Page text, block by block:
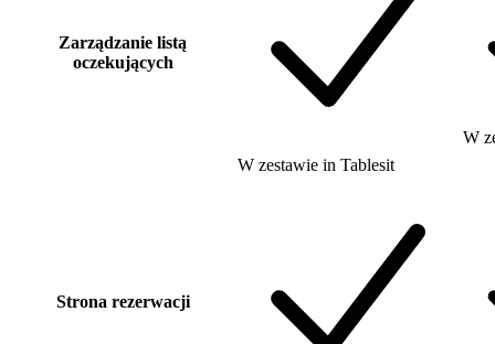
Zarządzanie listą
oczekujących
W zestawie in Tablesit
W
Strona rezerwacji